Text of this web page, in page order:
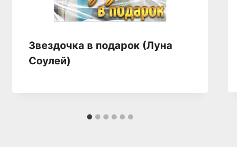
Звездочка в подарок (Луна
Соулей)